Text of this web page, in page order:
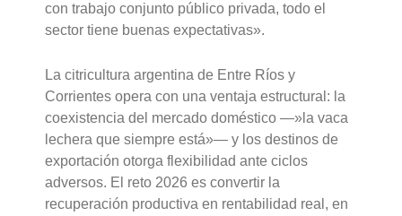
con trabajo conjunto público privada, todo el
sector tiene buenas expectativas».
La citricultura argentina de Entre Ríos y
Corrientes opera con una ventaja estructural: la
coexistencia del mercado doméstico —»la vaca
lechera que siempre está»— y los destinos de
exportación otorga flexibilidad ante ciclos
adversos. El reto 2026 es convertir la
recuperación productiva en rentabilidad real, en